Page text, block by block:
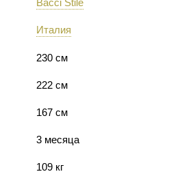
Bacci Stile
Италия
230 см
222 см
167 см
3 месяца
109 кг